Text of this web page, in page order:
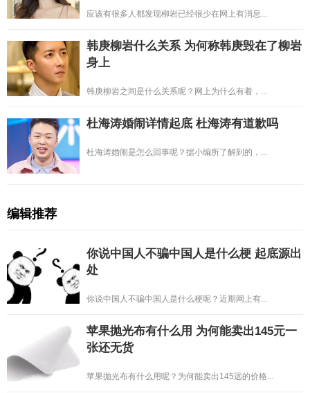
应该有很多人都发现柳岩已经很少在网上有消息...
韩庚柳岩什么关系 为何称韩庚毁在了柳岩
身上
韩庚柳岩之间是什么关系呢？网上为什么有着，...
杜海涛婚闹详情起底 杜海涛有道歉吗
杜海涛婚闹是怎么回事呢？据小编所了解到的，...
编辑推荐
你说中国人不骗中国人是什么梗 起底源出
处
你说中国人不骗中国人是什么梗呢？近期网上有...
苹果抛光布有什么用 为何能卖出145元一
张还无货
苹果抛光布有什么用呢？为何能卖出145远的价格...